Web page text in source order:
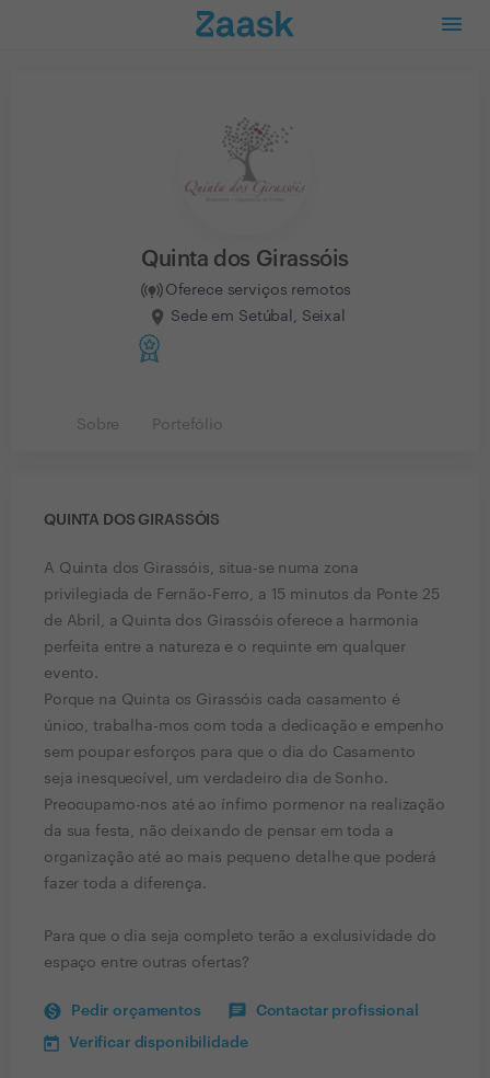
Quinta dos Girassóis
Oferece serviços remotos
Sede em Setúbal, Seixal
Sobre Portefólio
QUINTA DOS GIRASSÓIS
A Quinta dos Girassóis, situa-se numa zona
privilegiada de Fernão-Ferro, a 15 minutos da Ponte 25
de Abril, a Quinta dos Girassóis oferece a harmonia
perfeita entre a natureza e o requinte em qualquer
evento.
Porque na Quinta os Girassóis cada casamento é
único, trabalha-mos com toda a dedicação e empenho
sem poupar esforços para que o dia do Casamento
seja inesquecível, um verdadeiro dia de Sonho.
Preocupamo-nos até ao ínfimo pormenor na realização
da sua festa, não deixando de pensar em toda a
organização até ao mais pequeno detalhe que poderá
fazer toda a diferença.
Para que o dia seja completo terão a exclusividade do
espaço entre outras ofertas?
Pedir orçamentos Contactar profissional
Verificar disponibilidade